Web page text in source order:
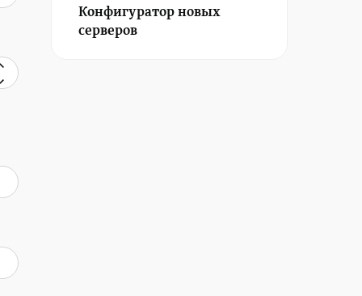
Конфигуратор новых
серверов